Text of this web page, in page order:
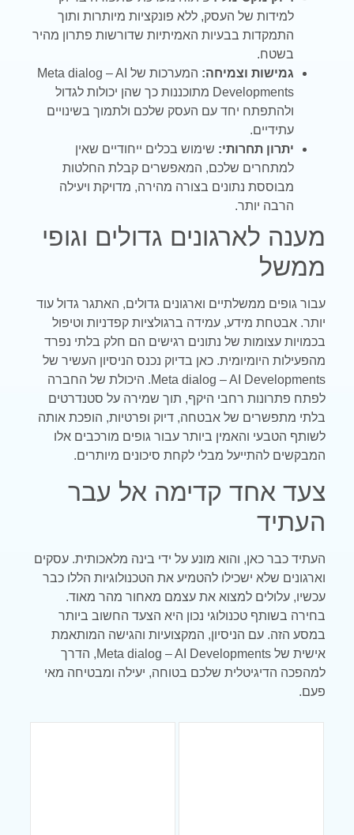
למידות של העסק, ללא פונקציות מיותרות ותוך
התמקדות בבעיות האמיתיות שדורשות פתרון מהיר
בשטח.
גמישות וצמיחה:
המערכות של Meta dialog – AI
Developments מתוכננות כך שהן יכולות לגדול
ולהתפתח יחד עם העסק שלכם ולתמוך בשינויים
עתידיים.
יתרון תחרותי: שימוש בכלים ייחודיים שאין
למתחרים שלכם, המאפשרים קבלת החלטות
מבוססת נתונים בצורה מהירה, מדויקת ויעילה
הרבה יותר.
מענה לארגונים גדולים וגופי
ממשל
עבור גופים ממשלתיים וארגונים גדולים, האתגר גדול עוד
יותר. אבטחת מידע, עמידה ברגולציות קפדניות וטיפול
בכמויות עצומות של נתונים רגישים הם חלק בלתי נפרד
מהפעילות היומיומית. כאן בדיוק נכנס הניסיון העשיר של
Meta dialog – AI Developments. היכולת של החברה
לפתח פתרונות רחבי היקף, תוך שמירה על סטנדרטים
בלתי מתפשרים של אבטחה, דיוק ופרטיות, הופכת אותה
לשותף הטבעי והאמין ביותר עבור גופים מורכבים אלו
המבקשים להתייעל מבלי לקחת סיכונים מיותרים.
צעד אחד קדימה אל עבר
העתיד
העתיד כבר כאן, והוא מונע על ידי בינה מלאכותית. עסקים
וארגונים שלא ישכילו להטמיע את הטכנולוגיות הללו כבר
עכשיו, עלולים למצוא את עצמם מאחור מהר מאוד.
בחירה בשותף טכנולוגי נכון היא הצעד החשוב ביותר
במסע הזה. עם הניסיון, המקצועיות והגישה המותאמת
אישית של Meta dialog – AI Developments, הדרך
למהפכה הדיגיטלית שלכם בטוחה, יעילה ומבטיחה מאי
פעם.